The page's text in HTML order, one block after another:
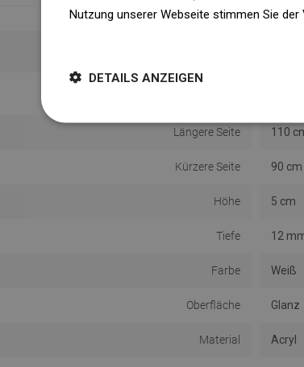
Längere Seite 110
Kürzere Seite 90 cm
Höhe 5 cm
Tiefe 12
Farbe Weiß
Oberfläche Glanz
Material Acryl
Nutzung unserer Webseite stimmen Sie
DETAILS ANZEIGEN